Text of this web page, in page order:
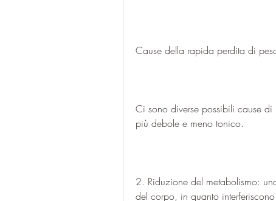
Cause della rapida perdita di
Ci sono diverse possibili cause
più debole e meno tonico.
2. Riduzione del metabolismo:
del corpo, in quanto